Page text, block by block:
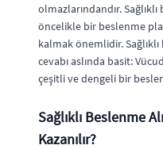
olmazlarındandır.
öncelikle bir beslenme
kalmak önemlidir.
cevabı aslında basit:
çeşitli ve dengeli bir
Sağlıklı Beslenme
Kazanılır?